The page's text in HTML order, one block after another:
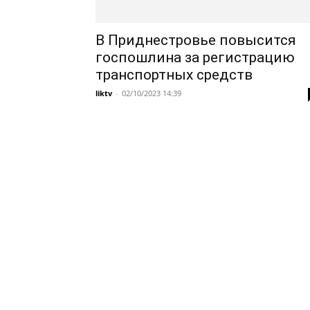
В Приднестровье повысится
госпошлина за регистрацию
транспортных средств
liktv - 02/10/2023 14:39